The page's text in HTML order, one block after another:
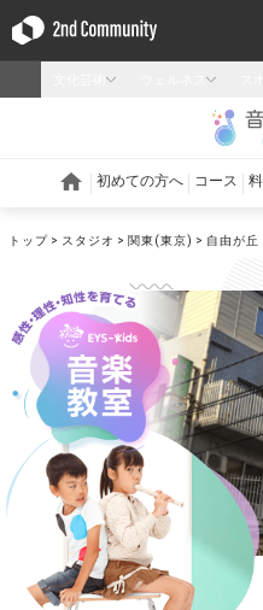
トップ スタジオ 関東(東京) 自由が丘